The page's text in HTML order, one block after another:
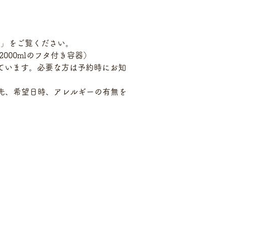
をご覧ください。
のフタ付き容器）
ます。必要な方は予約時にお知
、希望日時、アレルギーの有無を